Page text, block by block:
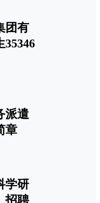
团有
35346
派遣
章
学研
招聘